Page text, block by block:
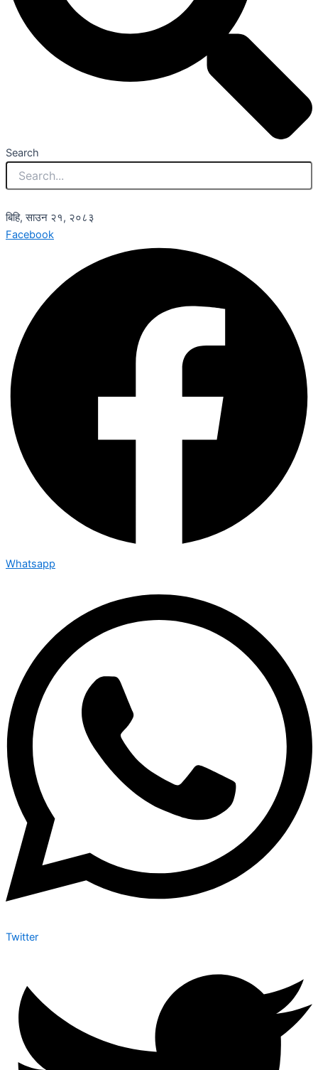
Search
बिहि, साउन २१, २०८३
Facebook
Whatsapp
Twitter